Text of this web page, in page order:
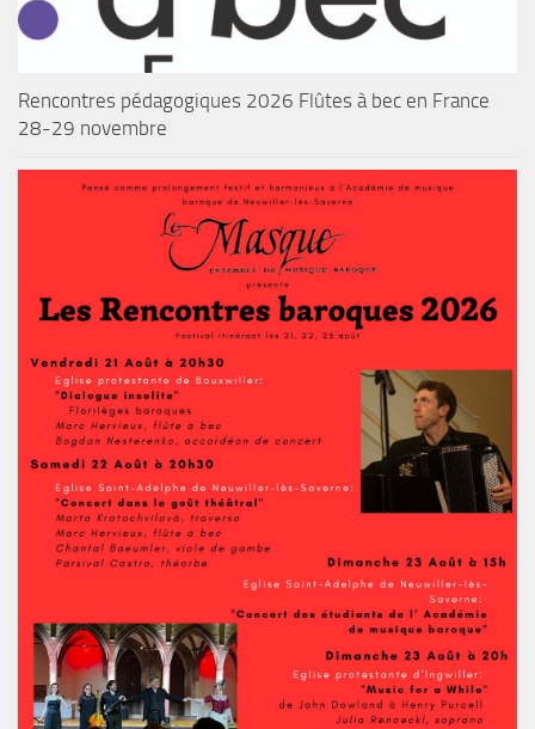
Rencontres pédagogiques 2026 Flûtes à bec en France
28-29 novembre